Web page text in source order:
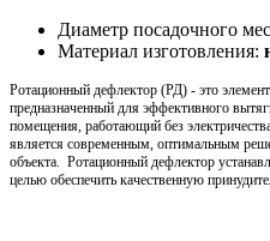
Диаметр посадочного
Материал изготовления:
Ротационный дефлектор (РД) - это
предназначенный для эффективного
помещения, работающий без
является современным, оптимальным
объекта. Ротационный дефлектор
целью обеспечить качественную